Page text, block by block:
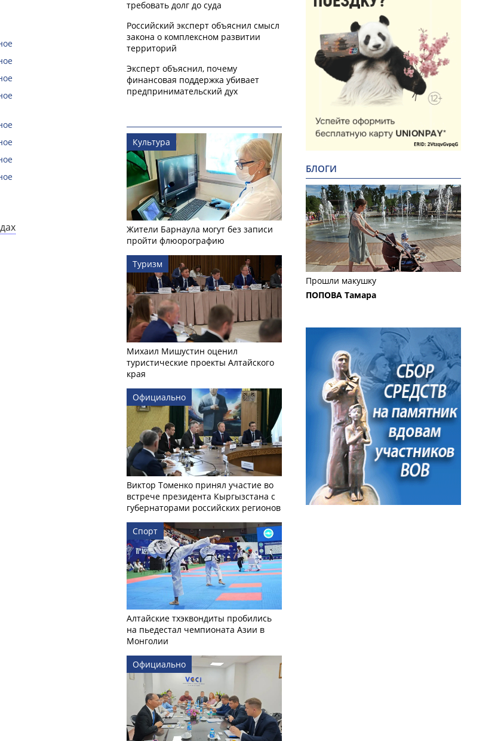
требовать долг до суда
Российский эксперт объяснил смысл
закона о комплексном развитии
территорий
Эксперт объяснил, почему
финансовая поддержка убивает
предпринимательский дух
Культура
Жители Барнаула могут без записи
пройти флюорографию
Туризм
Михаил Мишустин оценил
туристические проекты Алтайского
края
Официально
Виктор Томенко принял участие во
встрече президента Кыргызстана с
губернаторами российских регионов
Спорт
Алтайские тхэквондиты пробились
на пьедестал чемпионата Азии в
Монголии
Официально
БЛОГИ
Прошли макушку
ПОПОВА Тамара